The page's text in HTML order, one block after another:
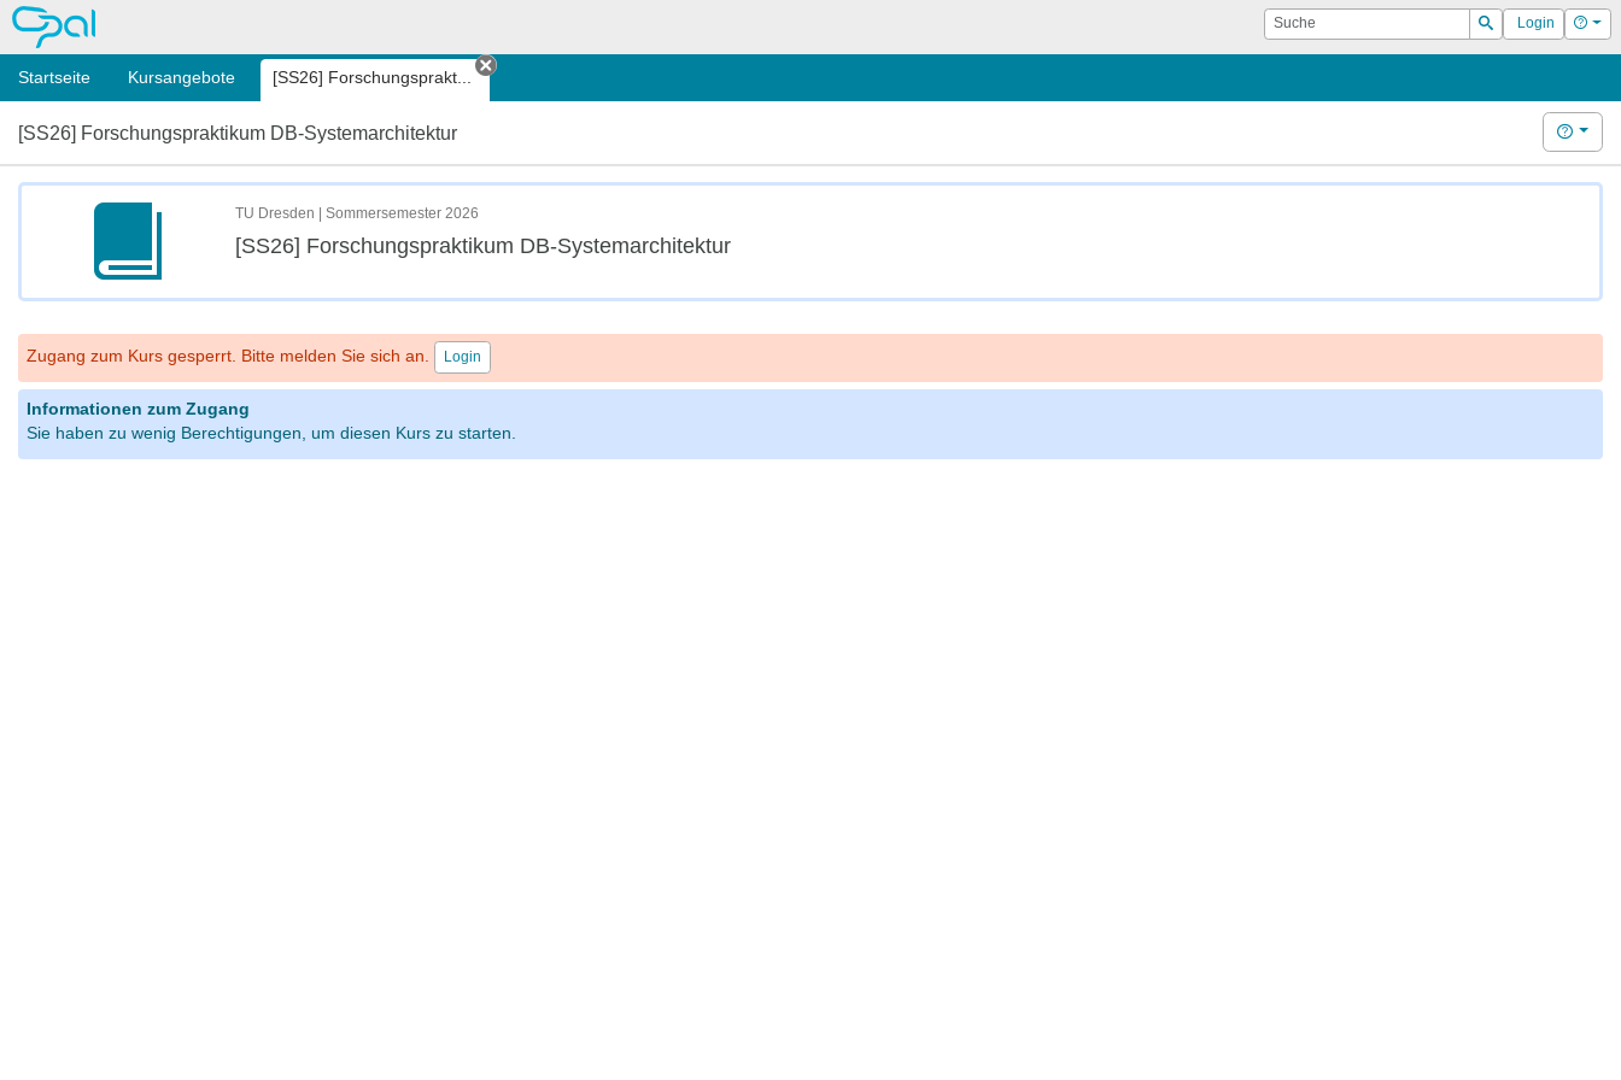
OPAL Suche
Suchen
Login Hilfe
Startseite Kursangebote [SS26] Forschungsprakt...
Tab schließen
[SS26] Forschungspraktikum DB-Systemarchitektur Hilfe
TU Dresden | Sommersemester 2026
[SS26] Forschungspraktikum DB-Systemarchitektur
Zugang zum Kurs gesperrt. Bitte melden Sie sich an. Login
Informationen zum Zugang
Sie haben zu wenig Berechtigungen, um diesen Kurs zu starten.